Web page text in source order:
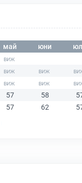
май юни
57 58
57 62